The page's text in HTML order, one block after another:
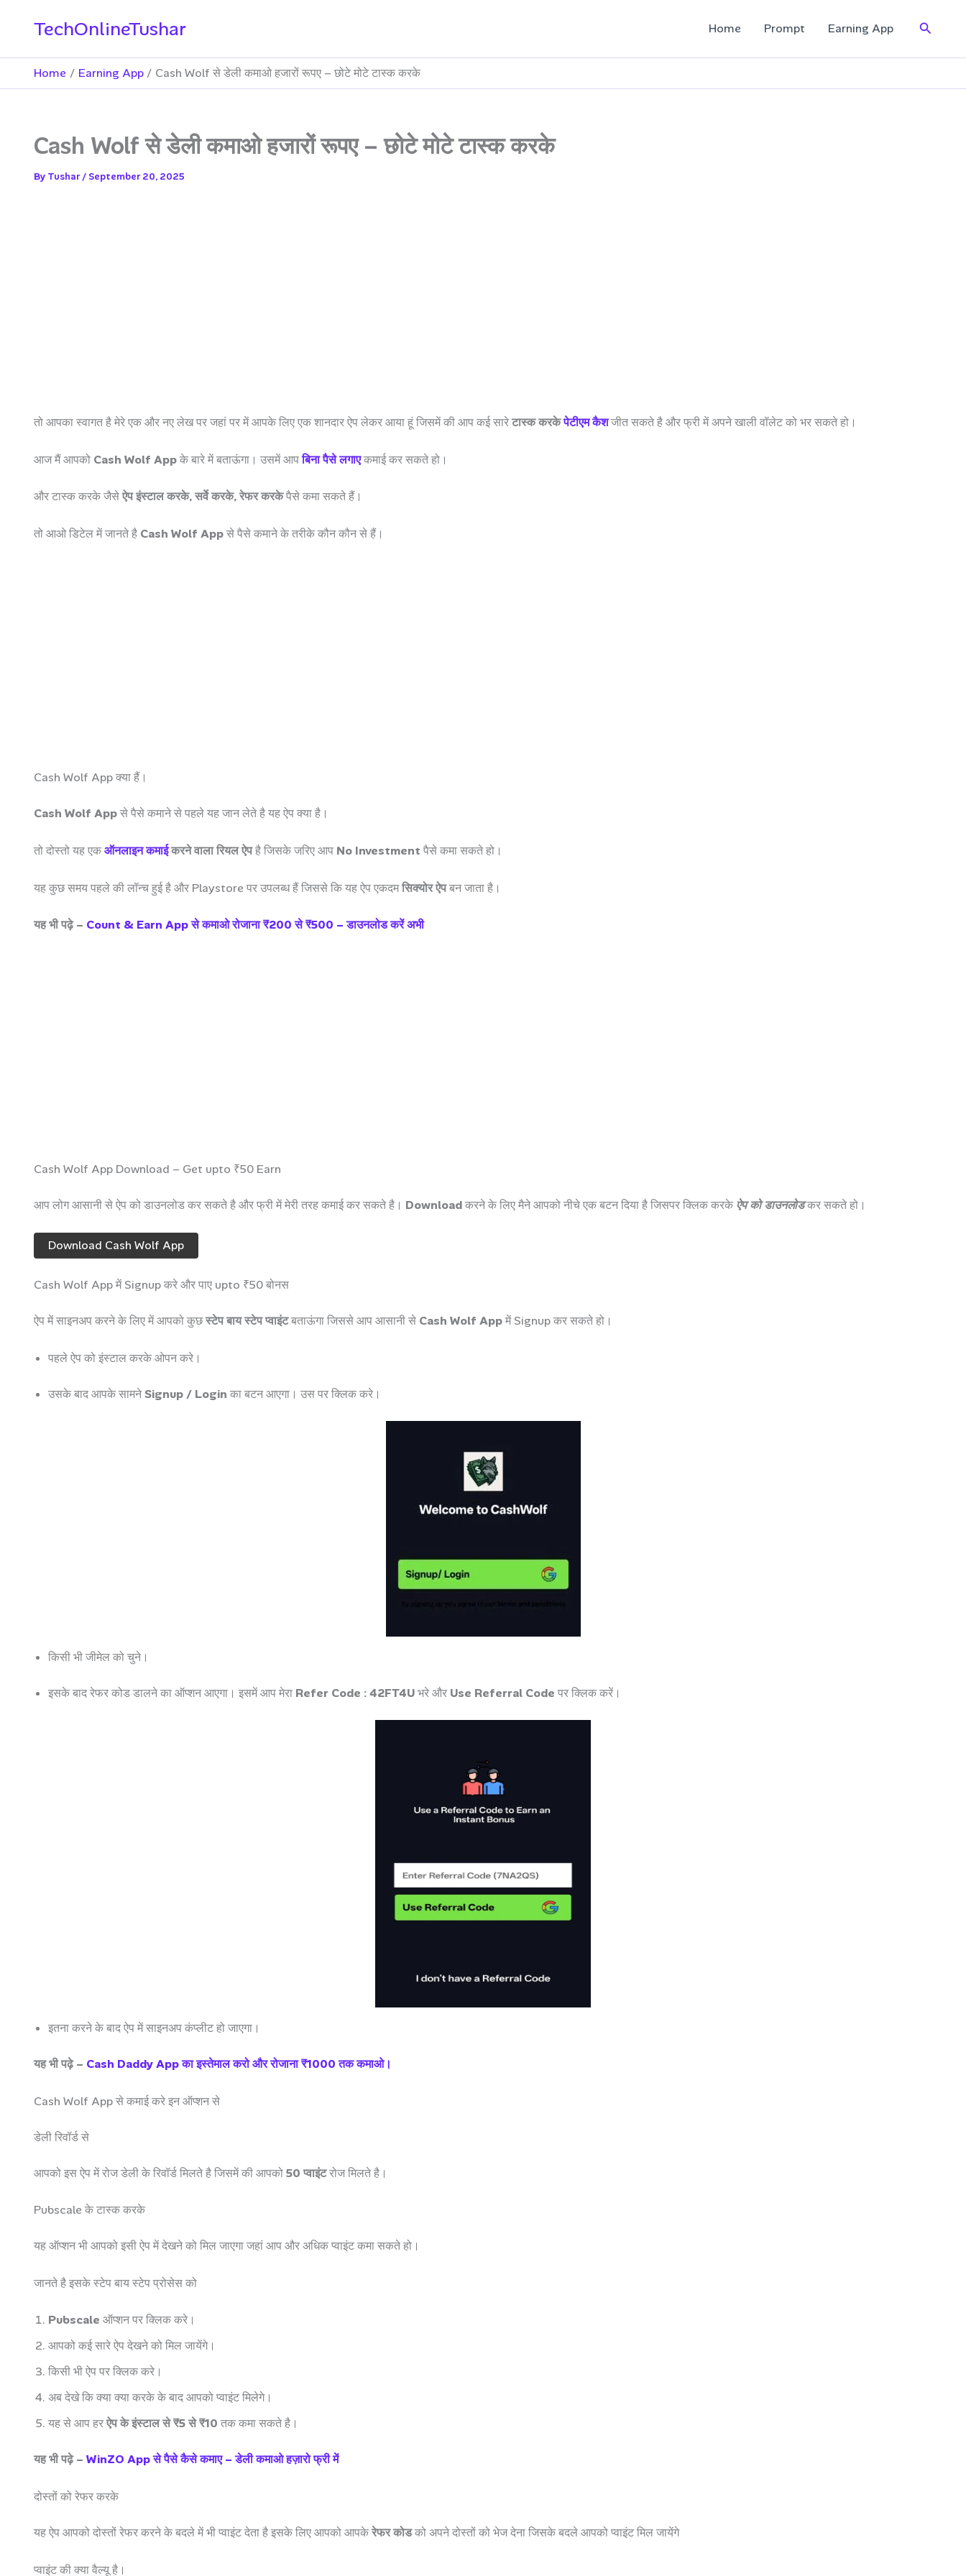
TechOnlineTushar Home Prompt Earning App Search
Home Earning App Cash Wolf से डेली कमाओ हजारों रूपए – छोटे मोटे टास्क करके
Cash Wolf से डेली कमाओ हजारों रूपए – छोटे मोटे टास्क करके
By Tushar/ September 20, 2025
तो आपका स्वागत है मेरे एक और नए लेख पर जहां पर में आपके लिए एक शानदार ऐप लेकर आया हूं जिसमें की आप कई सारेटास्क करकेपेटीएम कैशजीत सकते है और फ्री में अपने खाली वॉलेट को भर सकते हो।
आज मैं आपको Cash Wolf Appके बारे में बताऊंगा। उसमें आपबिना पैसे लगाएकमाई कर सकते हो।
और टास्क करके जैसेऐप इंस्टाल करके, सर्वे करके, रेफर करकेपैसे कमा सकते हैं।
तो आओ डिटेल में जानते है Cash Wolf Appसे पैसे कमाने के तरीके कौन कौन से हैं।
Cash Wolf App क्या हैं।
Cash Wolf Appसे पैसे कमाने से पहले यह जान लेते है यह ऐप क्या है।
तो दोस्तो यह एकऑनलाइन कमाईकरने वाला रियल ऐपहै जिसके जरिए आप No Investment पैसे कमा सकते हो।
यह कुछ समय पहले की लॉन्च हुई है और Playstore पर उपलब्ध हैं जिससे कि यह ऐप एकदमसिक्योर ऐपबन जाता है।
यह भी पढ़े – Count & Earn App से कमाओ रोजाना ₹200 से ₹500 – डाउनलोड करें अभी
Cash Wolf App Download – Get upto ₹50 Earn
आप लोग आसानी से ऐप को डाउनलोड कर सकते है और फ्री में मेरी तरह कमाई कर सकते है। Downloadकरने के लिए मैने आपको नीचे एक बटन दिया है जिसपर क्लिक करके ऐप को डाउनलोडकर सकते हो।
Download Cash Wolf App
Cash Wolf App में Signup करे और पाए upto ₹50 बोनस
ऐप में साइनअप करने के लिए में आपको कुछस्टेप बाय स्टेप प्वाइंटबताऊंगा जिससे आप आसानी से Cash Wolf Appमें Signup कर सकते हो।
पहले ऐप को इंस्टाल करके ओपन करे।
उसके बाद आपके सामनेSignup / Login का बटन आएगा। उस पर क्लिक करे।
किसी भी जीमेल को चुने।
इसके बाद रेफर कोड डालने का ऑप्शन आएगा। इसमें आप मेरा Refer Code : 42FT4Uभरे और Use Referral Code पर क्लिक करें।
इतना करने के बाद ऐप में साइनअप कंप्लीट हो जाएगा।
यह भी पढ़े – Cash Daddy App का इस्तेमाल करो और रोजाना ₹1000 तक कमाओ।
Cash Wolf App से कमाई करे इन ऑप्शन से
डेली रिवॉर्ड से
आपको इस ऐप में रोज डेली के रिवॉर्ड मिलते है जिसमें की आपको50 प्वाइंटरोज मिलते है।
Pubscale के टास्क करके
यह ऑप्शन भी आपको इसी ऐप में देखने को मिल जाएगा जहां आप और अधिक प्वाइंट कमा सकते हो।
जानते है इसके स्टेप बाय स्टेप प्रोसेस को
Pubscale ऑप्शन पर क्लिक करे।
आपको कई सारे ऐप देखने को मिल जायेंगे।
किसी भी ऐप पर क्लिक करे।
अब देखे कि क्या क्या करके के बाद आपको प्वाइंट मिलेगे।
यह से आप हरऐप के इंस्टाल से ₹5 से ₹10 तक कमा सकते है।
यह भी पढ़े – WinZO App से पैसे कैसे कमाए – डेली कमाओ हज़ारो फ्री में
दोस्तों को रेफर करके
यह ऐप आपको दोस्तों रेफर करने के बदले में भी प्वाइंट देता है इसके लिए आपको आपकेरेफर कोडको अपने दोस्तों को भेज देना जिसके बदले आपको प्वाइंट मिल जायेंगे
प्वाइंट की क्या वैल्यू है।